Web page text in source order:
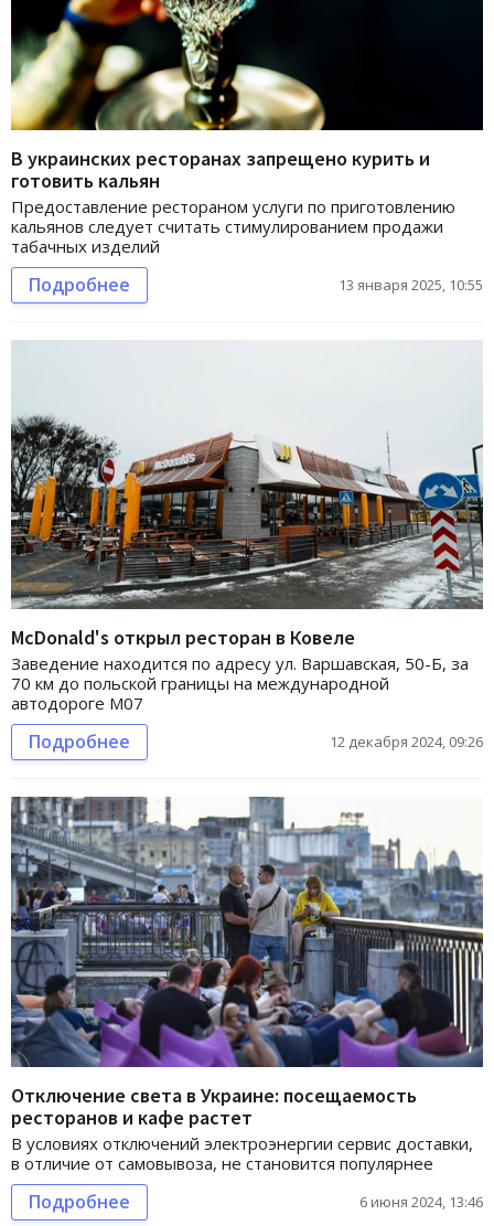
В украинских ресторанах запрещено курить и
готовить кальян
Предоставление рестораном услуги по приготовлению
кальянов следует считать стимулированием продажи
табачных изделий
Подробнее 13 января 2025, 10:55
McDonald's открыл ресторан в Ковеле
Заведение находится по адресу ул. Варшавская, 50-Б, за
70 км до польской границы на международной
автодороге М07
Подробнее 12 декабря 2024, 09:26
Отключение света в Украине: посещаемость
ресторанов и кафе растет
В условиях отключений электроэнергии сервис доставки,
в отличие от самовывоза, не становится популярнее
Подробнее 6 июня 2024, 13:46